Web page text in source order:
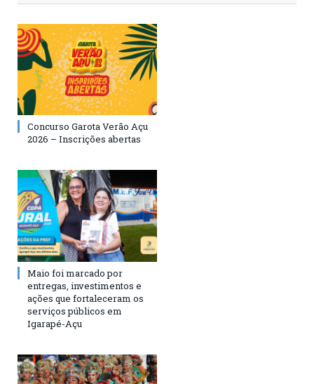
Concurso Garota Verão Açu
2026 – Inscrições abertas
Maio foi marcado por
entregas, investimentos e
ações que fortaleceram os
serviços públicos em
Igarapé-Açu